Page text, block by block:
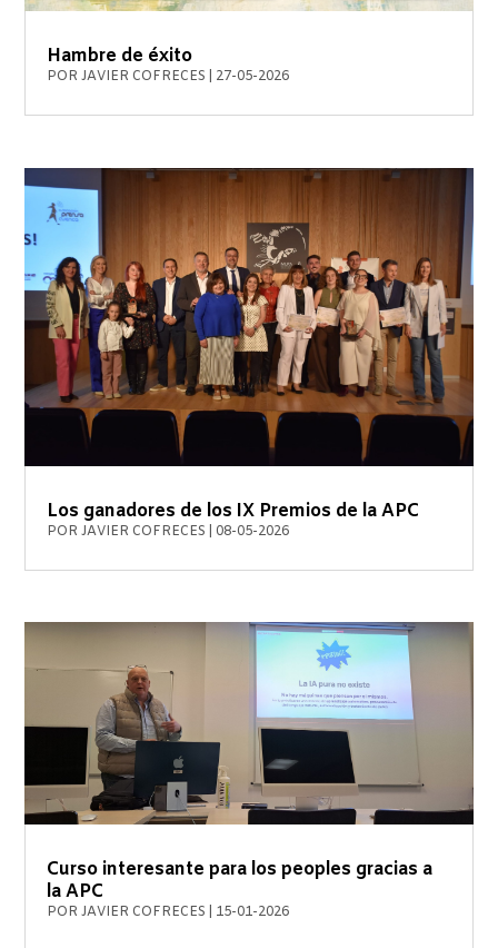
Hambre de éxito
PORJAVIER COFRECES 27-05-2026
Los ganadores de los IX Premios de la APC
PORJAVIER COFRECES 08-05-2026
Curso interesante para los peoples gracias a
la APC
PORJAVIER COFRECES 15-01-2026